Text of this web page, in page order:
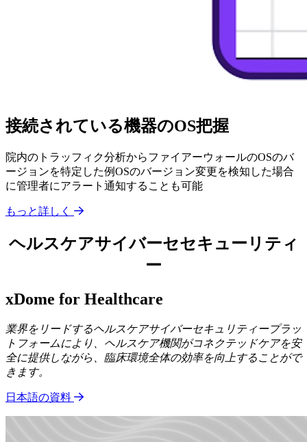
接続されている機器のOS把握
院内のトラッフィク分析からファイアーウォールのOSのバ
ージョンを特定した例OSのバージョン変更を検知した場合
に管理者にアラート通知することも可能
もっと詳しく
ヘルスケアサイバーセセキューリティ
ー
xDome for Healthcare
業界をリードするヘルスケアサイバーセキュリティープラッ
トフォームにより、ヘルスケア機関がコネクテッドケアを安
全に提供しながら、臨床環境全体の効率を向上することがで
きます。
日本語の資料